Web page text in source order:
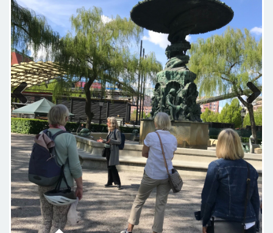
Previous Next